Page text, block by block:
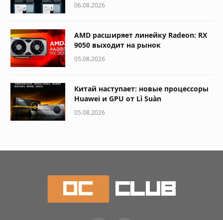
06.08.2026
AMD расширяет линейку Radeon: RX
9050 выходит на рынок
05.08.2026
Китай наступает: новые процессоры
Huawei и GPU от Lì Suàn
05.08.2026